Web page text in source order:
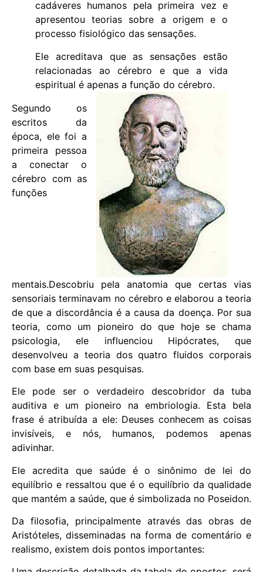
cadáveres humanos pela primeira vez e
apresentou teorias sobre a origem e o
processo fisiológico das sensações.
Ele acreditava que as sensações estão
relacionadas ao cérebro e que a vida
espiritual é apenas a função do cérebro.
Segundo os
escritos da
época, ele foi a
primeira pessoa
a conectar o
cérebro com as
funções
mentais.Descobriu pela anatomia que certas vias
sensoriais terminavam no cérebro e elaborou a teoria
de que a discordância é a causa da doença. Por sua
teoria, como um pioneiro do que hoje se chama
psicologia, ele influenciou Hipócrates, que
desenvolveu a teoria dos quatro fluidos corporais
com base em suas pesquisas.
Ele pode ser o verdadeiro descobridor da tuba
auditiva e um pioneiro na embriologia. Esta bela
frase é atribuída a ele: Deuses conhecem as coisas
invisíveis, e nós, humanos, podemos apenas
adivinhar.
Ele acredita que saúde é o sinônimo de lei do
equilíbrio e ressaltou que é o equilíbrio da qualidade
que mantém a saúde, que é simbolizada no Poseidon.
Da filosofia, principalmente através das obras de
Aristóteles, disseminadas na forma de comentário e
realismo, existem dois pontos importantes: